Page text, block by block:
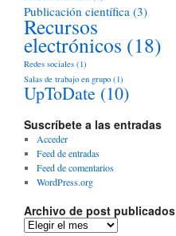
Publicación científica (3)
Recursos
electrónicos (18)
Redes sociales (1)
Salas de trabajo en grupo (1)
UpToDate (10)
Suscríbete a las entradas
Acceder
Feed de entradas
Feed de comentarios
WordPress.org
Archivo de post publicados
Archivo